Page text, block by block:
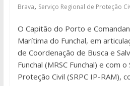
Brava, Serviço Regional de Proteção
O Capitão do Porto e
Marítima do Funchal, em
de Coordenação de Busca e
Funchal (MRSC Funchal) e com
Proteção Civil (SRPC IP-RAM),